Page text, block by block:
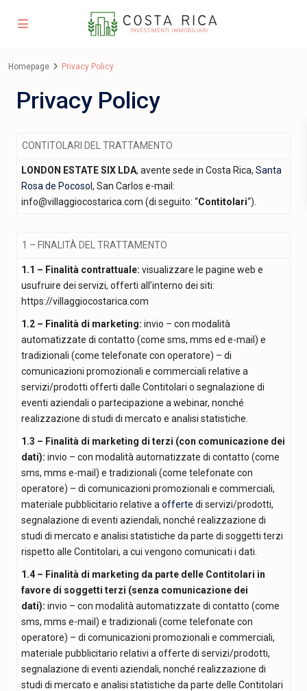
Homepage Privacy Policy
Privacy Policy
CONTITOLARI DEL TRATTAMENTO
LONDON ESTATE SIX LDA, avente sede in Costa Rica, Santa
Rosa de Pocosol , San Carlos e-mail:
info@villaggiocostarica.com (di seguito: “Contitolari“).
1 – FINALITÀ DEL TRATTAMENTO
1.1 – Finalità contrattuale: visualizzare le pagine web e
usufruire dei servizi, offerti all’interno dei siti:
https://villaggiocostarica.com
1.2 – Finalità di marketing: invio – con modalità
automatizzate di contatto (come sms, mms ed e-mail) e
tradizionali (come telefonate con operatore) – di
comunicazioni promozionali e commerciali relative a
servizi/prodotti offerti dalle Contitolari o segnalazione di
eventi aziendali o partecipazione a webinar, nonché
realizzazione di studi di mercato e analisi statistiche.
1.3 – Finalità di marketing di terzi (con comunicazione dei
dati): invio – con modalità automatizzate di contatto (come
sms, mms e-mail) e tradizionali (come telefonate con
operatore) – di comunicazioni promozionali e commerciali,
materiale pubblicitario relative a offerte di servizi/prodotti,
segnalazione di eventi aziendali, nonché realizzazione di
studi di mercato e analisi statistiche da parte di soggetti terzi
rispetto alle Contitolari, a cui vengono comunicati i dati.
1.4 – Finalità di marketing da parte delle Contitolari in
favore di soggetti terzi (senza comunicazione dei
dati): invio – con modalità automatizzate di contatto (come
sms, mms e-mail) e tradizionali (come telefonate con
operatore) – di comunicazioni promozionali e commerciali,
materiale pubblicitario relativi a offerte di servizi/prodotti,
segnalazione di eventi aziendali, nonché realizzazione di
studi di mercato e analisi statistiche da parte delle Contitolari